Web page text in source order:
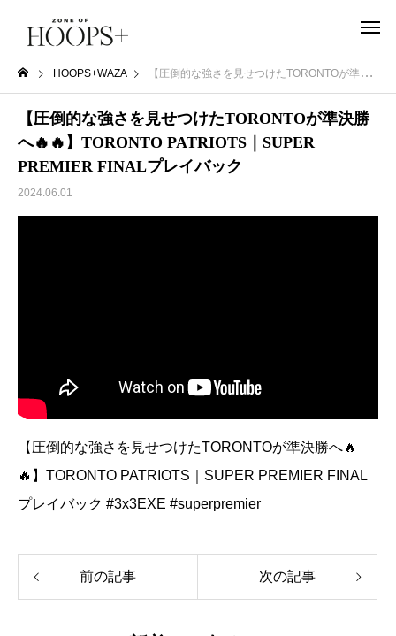
HOOPS+WAZA 【圧倒的な強さを見せつけたTORONTOが準決勝へ🔥🔥】TORONTO PATRIOTS｜SUPER PREMIER FINALプレイバック
【圧倒的な強さを見せつけたTORONTOが準決勝
へ🔥🔥】TORONTO PATRIOTS｜SUPER
PREMIER FINALプレイバック
2024.06.01
【圧倒的な強さを見せつけたTORONTOが準決勝へ🔥
🔥】TORONTO PATRIOTS｜SUPER PREMIER FINAL
プレイバック #3x3EXE #superpremier
前の記事 次の記事